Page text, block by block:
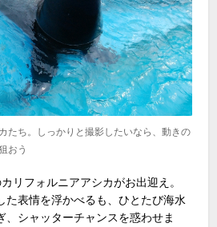
たち。しっかりと撮影したいなら、動きの
おう
リフォルニアアシカがお出迎え。
た表情を浮かべるも、ひとたび海水
、シャッターチャンスを惑わせま